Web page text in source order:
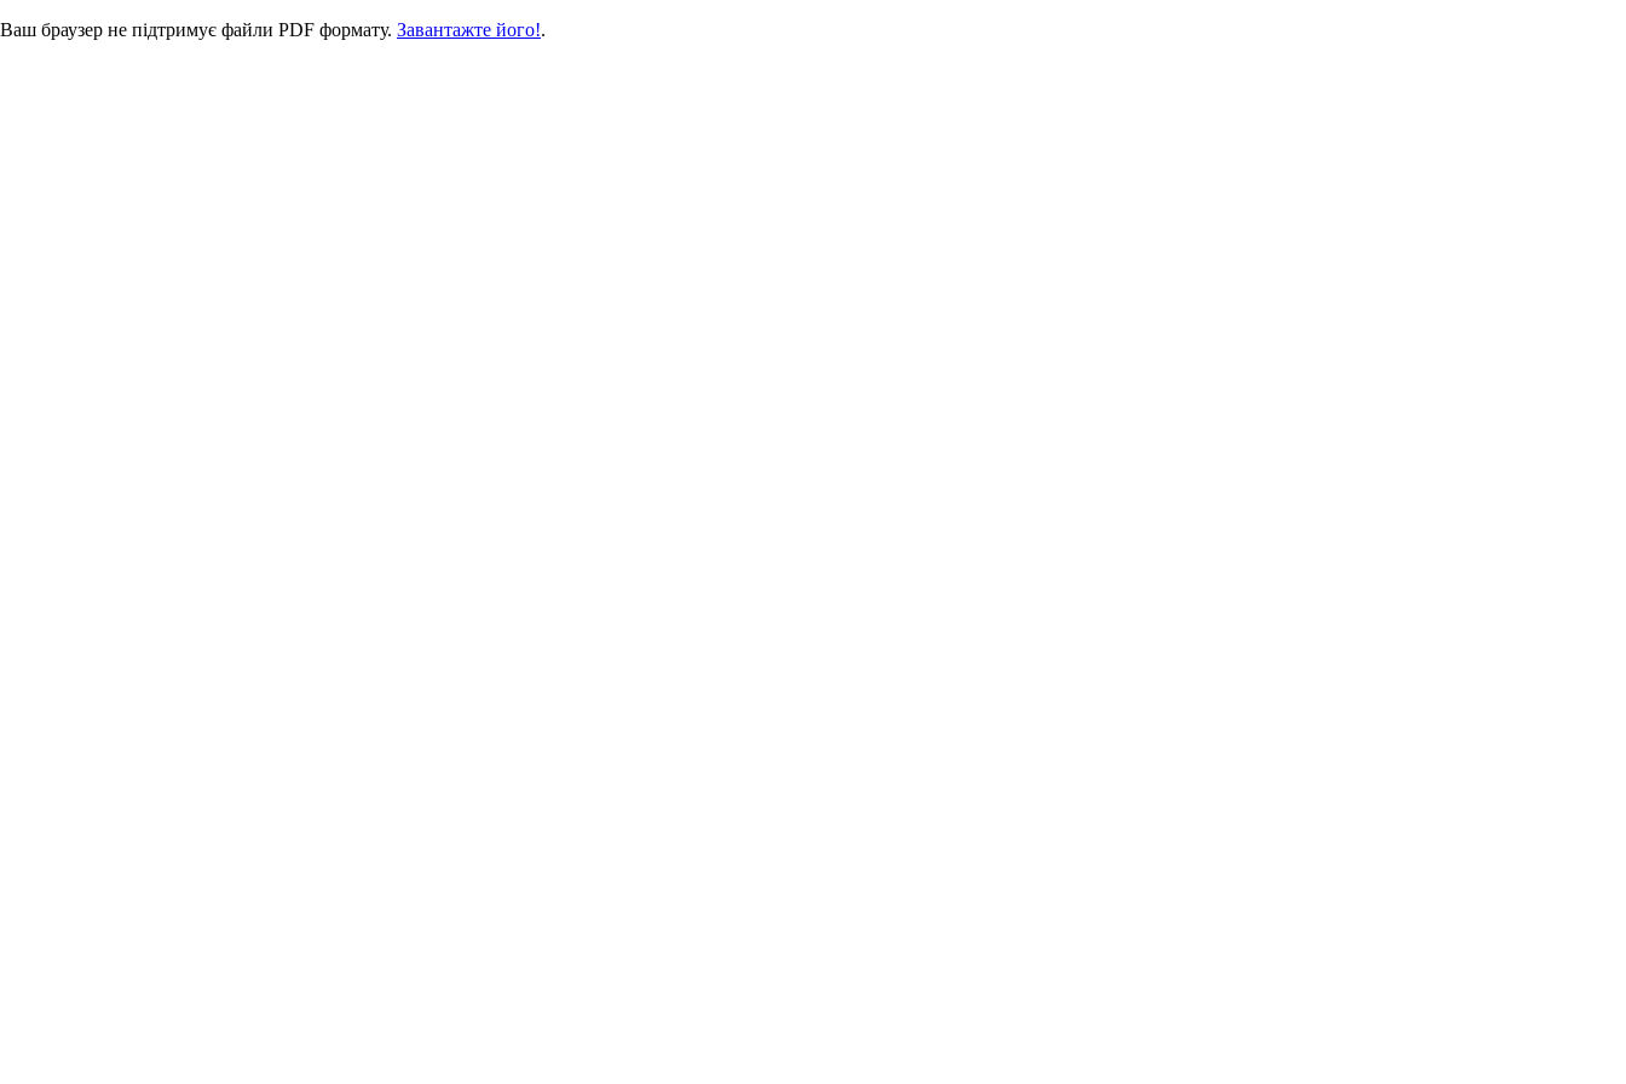
Ваш браузер не підтримує файли PDF формату. Завантажте його!.